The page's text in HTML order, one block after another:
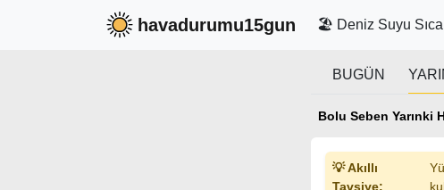
havadurumu15gun 🏖️ Deniz Suyu
BUGÜN
Bolu Seben Yarınki
💡 Akıllı
Tavsiye: